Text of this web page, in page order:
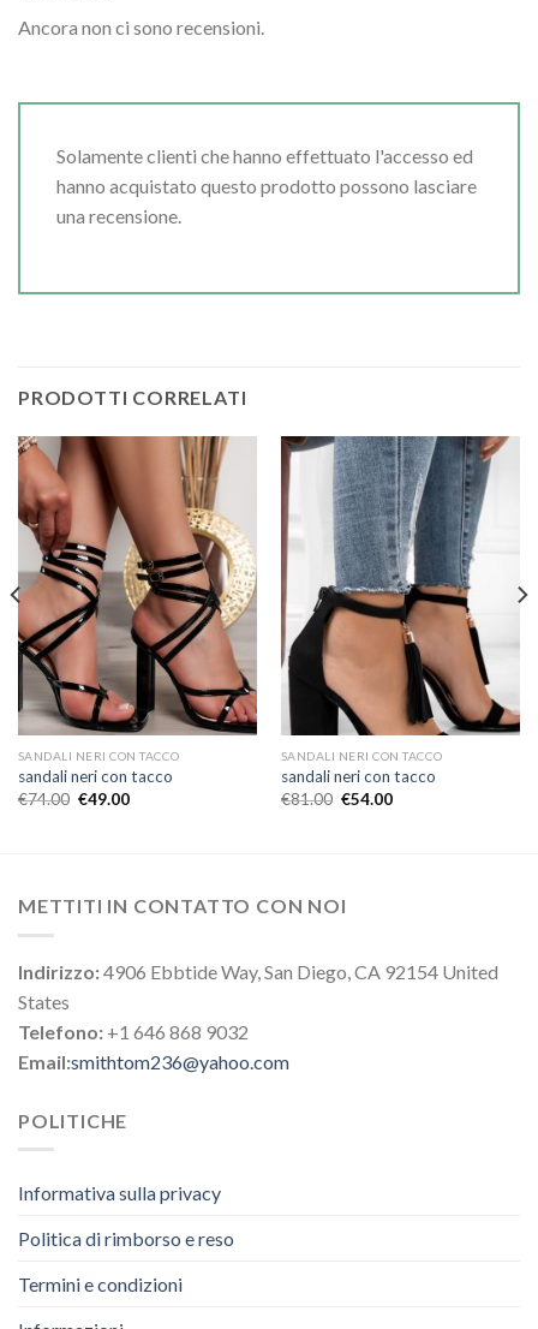
Ancora non ci sono recensioni.
Solamente clienti che hanno effettuato l'accesso ed
hanno acquistato questo prodotto possono lasciare
una recensione.
PRODOTTI CORRELATI
SANDALI NERI CON TACCO
sandali neri con tacco
€74.00 €49.00
SANDALI NERI CON TACCO
sandali neri con tacco
€81.00 €54.00
METTITI IN CONTATTO CON NOI
Indirizzo:4906 Ebbtide Way, San Diego, CA 92154 United
States
Telefono: +1 646 868 9032
Email:smithtom236@yahoo.com
POLITICHE
Informativa sulla privacy
Politica di rimborso e reso
Termini e condizioni